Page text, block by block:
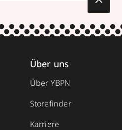
Über uns
Über YBPN
Storefinder
Karriere